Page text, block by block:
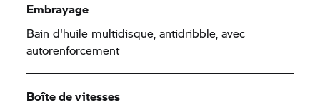
Embrayage
Bain d'huile multidisque, antidribble, avec
autorenforcement
Boîte de vitesses